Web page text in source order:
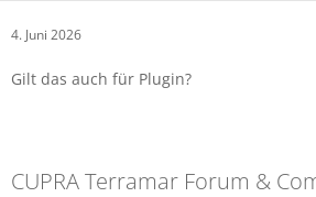
4. Juni 2026
Gilt das auch für Plugin?
CUPRA Terramar Forum &